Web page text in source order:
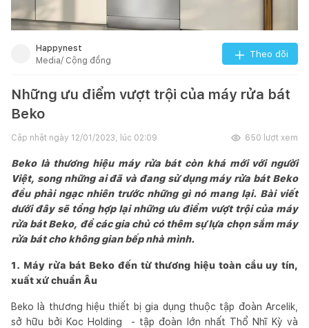
Happynest
Media/ Cộng đồng
Theo dõi
Những ưu điểm vượt trội của máy rửa bát
Beko
Cập nhật ngày 12/01/2023, lúc 02:09 650 lượt xem
Beko là thương hiệu máy rửa bát còn khá mới với người
Việt, song những ai đã và đang sử dụng máy rửa bát Beko
đều phải ngạc nhiên trước những gì nó mang lại. Bài viết
dưới đây sẽ tổng hợp lại những ưu điểm vượt trội của máy
rửa bát Beko, để các gia chủ có thêm sự lựa chọn sắm máy
rửa bát cho không gian bếp nhà mình.
1. Máy rửa bát Beko đến từ thương hiệu toàn cầu uy tín,
xuất xứ chuẩn Âu
Beko là thương hiệu thiết bị gia dụng thuộc tập đoàn Arcelik,
sở hữu bởi Koc Holding - tập đoàn lớn nhất Thổ Nhĩ Kỳ và